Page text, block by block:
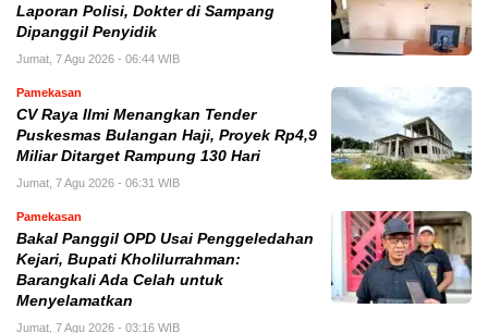
Laporan Polisi, Dokter di Sampang
Dipanggil Penyidik
Jumat, 7 Agu 2026 - 06:44 WIB
Pamekasan
CV Raya Ilmi Menangkan Tender
Puskesmas Bulangan Haji, Proyek Rp4,9
Miliar Ditarget Rampung 130 Hari
Jumat, 7 Agu 2026 - 06:31 WIB
Pamekasan
Bakal Panggil OPD Usai Penggeledahan
Kejari, Bupati Kholilurrahman:
Barangkali Ada Celah untuk
Menyelamatkan
Jumat, 7 Agu 2026 - 03:16 WIB